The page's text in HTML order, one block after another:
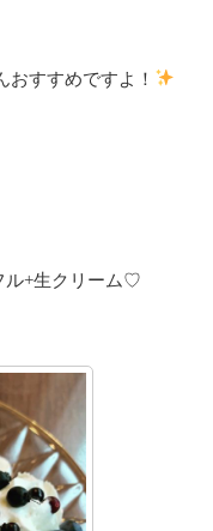
おすすめですよ！
ル+生クリーム♡